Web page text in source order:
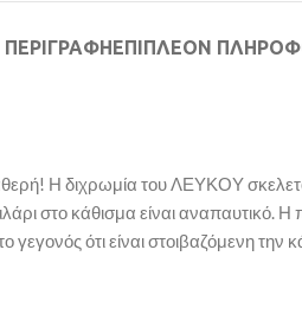
ΠΕΡΙΓΡΑΦΉΕΠΙΠΛΈΟΝ
Η διχρωμία του ΛΕΥΚΟΥ
στο κάθισμα είναι
ότι είναι στοιβαζόμενη